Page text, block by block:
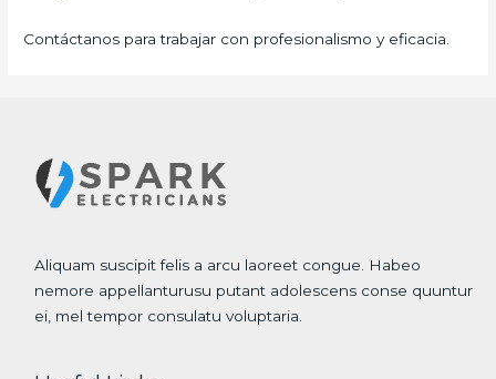
Contáctanos para trabajar con profesionalismo y eficacia.
Aliquam suscipit felis a arcu laoreet congue. Habeo
nemore appellanturusu putant adolescens conse quuntur
ei, mel tempor consulatu voluptaria.